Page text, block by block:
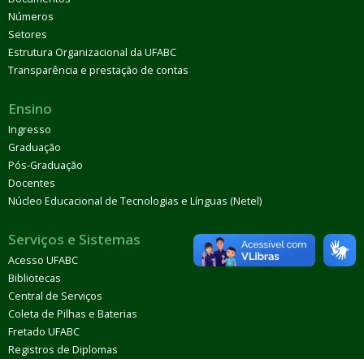
Números
Setores
Estrutura Organizacional da UFABC
Transparência e prestação de contas
Ensino
Ingresso
Graduação
Pós-Graduação
Docentes
Núcleo Educacional de Tecnologias e Línguas (Netel)
Serviços e Sistemas
Acesso UFABC
Bibliotecas
Central de Serviços
Coleta de Pilhas e Baterias
Fretado UFABC
Registros de Diplomas